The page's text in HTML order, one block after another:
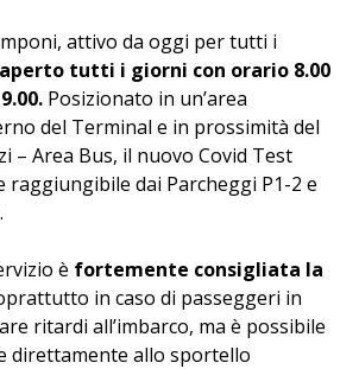
attivo da oggi per tutti i
aperto tutti i giorni con orario 8.00
Posizionato in un’area
del Terminal e in prossimità del
– Area Bus, il nuovo Covid Test
raggiungibile dai Parcheggi P1-2 e
è fortemente consigliata la
in caso di passeggeri in
ritardi all’imbarco, ma è possibile
direttamente allo sportello